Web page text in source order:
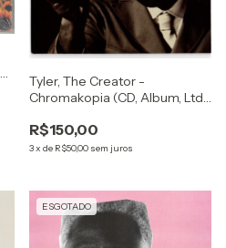
Tyler, The Creator -
Chromakopia (CD, Album, Ltd,
R$150,00
3x de R$50,00 sem juros
ESGOTADO